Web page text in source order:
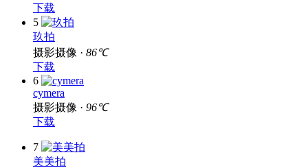
下载
5
玖拍
摄影摄像 · 86℃
下载
6
cymera
摄影摄像 · 96℃
下载
7
美美拍